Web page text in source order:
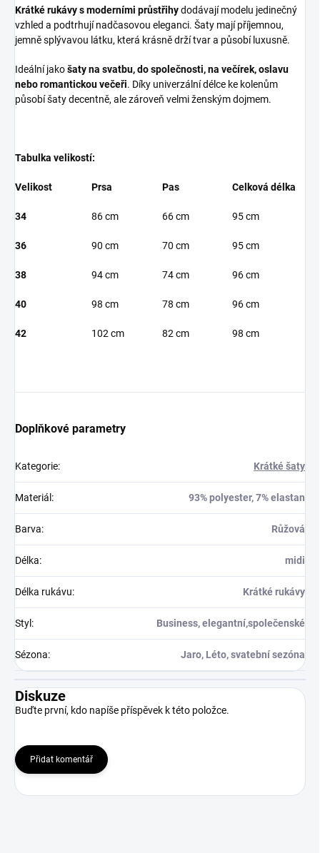
Krátké rukávy s moderními průstřihydodávají modelu jedinečný
vzhled a podtrhují nadčasovou eleganci. Šaty mají příjemnou,
jemně splývavou látku, která krásně drží tvar a působí luxusně.
Ideální jakošaty na svatbu, do společnosti, na večírek, oslavu
nebo romantickou večeři. Díky univerzální délce ke kolenům
působí šaty decentně, ale zároveň velmi ženským dojmem.
Tabulka velikostí:
Velikost Prsa Pas Celková délka
34 86 cm 66 cm 95 cm
36 90 cm 70 cm 95 cm
38 94 cm 74 cm 96 cm
40 98 cm 78 cm 96 cm
42 102 cm 82 cm 98 cm
Doplňkové parametry
Kategorie: Krátké šaty
Materiál: 93% polyester, 7% elastan
Barva: Růžová
Délka: midi
Délka rukávu: Krátké rukávy
Styl: Business, elegantní,společenské
Sézona: Jaro, Léto, svatební sezóna
Diskuze
Buďte první, kdo napíše příspěvek k této položce.
Přidat komentář